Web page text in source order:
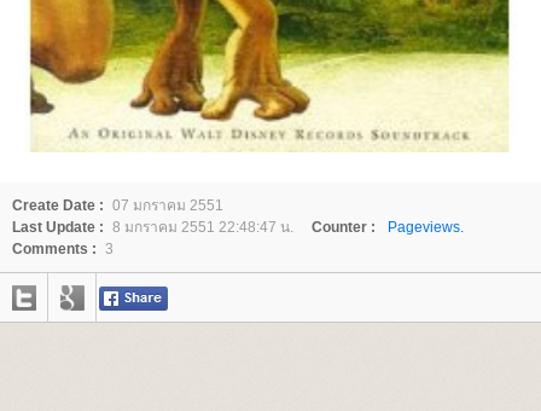
Create Date : 07 มกราคม 2551
Last Update : 8 มกราคม 2551 22:48:47 น. Counter :
Pageviews.
Comments : 3